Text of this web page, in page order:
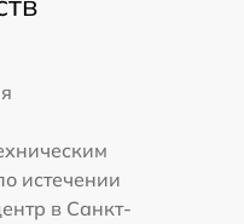
истечении
в Санкт-